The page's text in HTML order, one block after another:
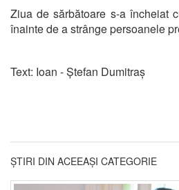
Ziua de sărbătoare s-a încheiat
înainte de a strânge persoanele
Text: Ioan - Ștefan Dumitraș
ȘTIRI DIN ACEEAȘI CATEGORIE